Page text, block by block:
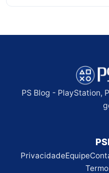
PS Blog - PlayStation,
PrivacidadeEquipe